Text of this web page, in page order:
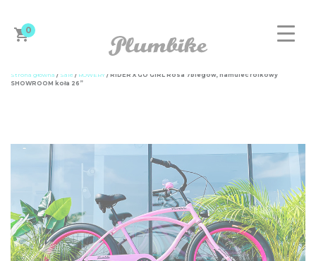
0
ZAPROJEKTUJ ROWER
DAMSKIE
Strona główna / Sale / ROWERY / RIDER X GO GIRL Rosa 7biegów, hamulec rolkowy
SHOWROOM koła 26”